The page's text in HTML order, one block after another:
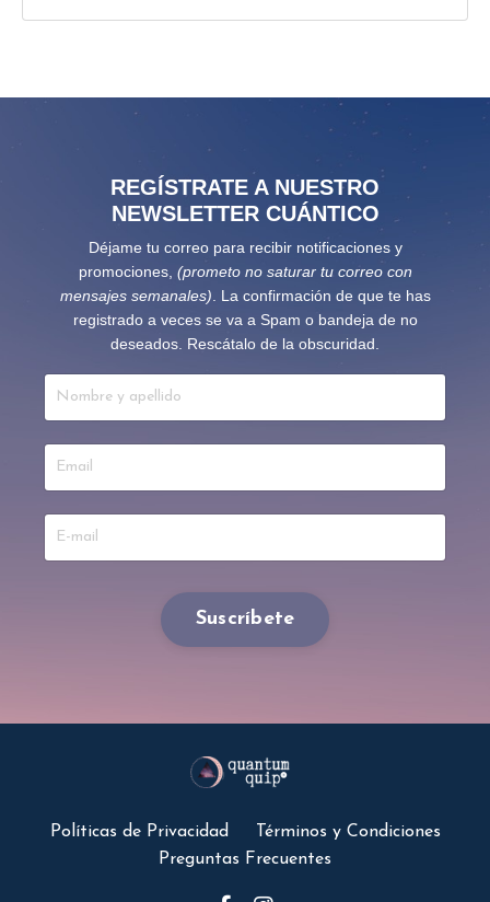
REGÍSTRATE A NUESTRO
NEWSLETTER CUÁNTICO
Déjame tu correo para recibir notificaciones y
promociones, (prometo no saturar tu correo con
mensajes semanales) . La confirmación de que te has
registrado a veces se va a Spam o bandeja de no
deseados. Rescátalo de la obscuridad.
Suscríbete
Políticas de Privacidad
Términos y Condiciones
Preguntas Frecuentes